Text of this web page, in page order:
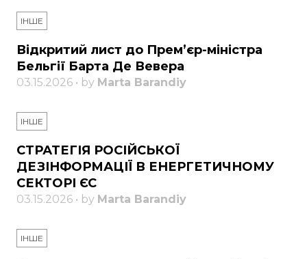
ІНШЕ
Відкритий лист до Прем’єр-міністра
Бельгії Барта Де Вевера
03.15.2026 • by Marta Barandiy
ІНШЕ
СТРАТЕГІЯ РОСІЙСЬКОЇ
ДЕЗІНФОРМАЦІЇ В ЕНЕРГЕТИЧНОМУ
СЕКТОРІ ЄС
03.15.2026 • by Marta Barandiy
ІНШЕ